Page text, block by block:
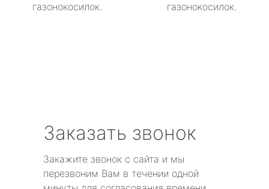
газонокосилок.
газонокосилок.
Заказать звонок
Закажите звонок с сайта и мы
перезвоним Вам в течении одной